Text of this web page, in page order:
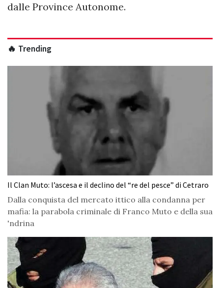
dalle Province Autonome.
🔥 Trending
Il Clan Muto: l’ascesa e il declino del “re del pesce” di Cetraro
Dalla conquista del mercato ittico alla condanna per
mafia: la parabola criminale di Franco Muto e della sua
'ndrina